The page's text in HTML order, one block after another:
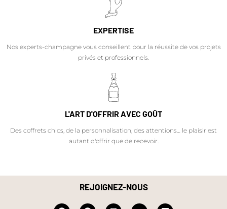
EXPERTISE
Nos experts-champagne vous conseillent pour la réussite de vos projets
privés et professionnels.
L'ART D'OFFRIR AVEC GOÛT
Des coffrets chics, de la personnalisation, des attentions… le plaisir est
autant d'offrir que de recevoir.
REJOIGNEZ-NOUS